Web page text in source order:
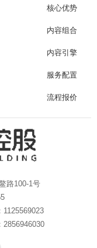
核心优势
内容组合
内容引擎
服务配置
流程报价
路100-1号
一时间送上问候的。